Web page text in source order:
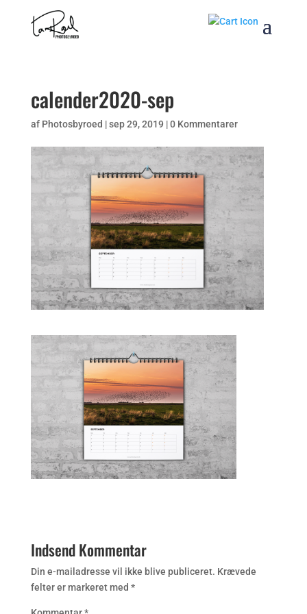
calender2020-sep
af Photosbyroed |sep 29, 2019 |0 Kommentarer
Indsend Kommentar
Din e-mailadresse vil ikke blive publiceret. Krævede
felter er markeret med *